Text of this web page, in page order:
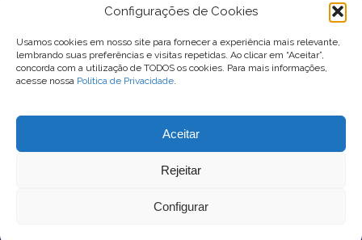
Configurações de Cookies
Usamos cookies em nosso site para fornecer a experiência mais relevante,
lembrando suas preferências e visitas repetidas. Ao clicar em “Aceitar”,
concorda com a utilização de TODOS os cookies. Para mais informações,
acesse nossa Política de Privacidade.
Aceitar
Rejeitar
Configurar
catálogo de
produtos
atlas subjetivo
contato@conexaocomunidade.org.br
ou nos procurar no Instagram@conexaocomunidade.